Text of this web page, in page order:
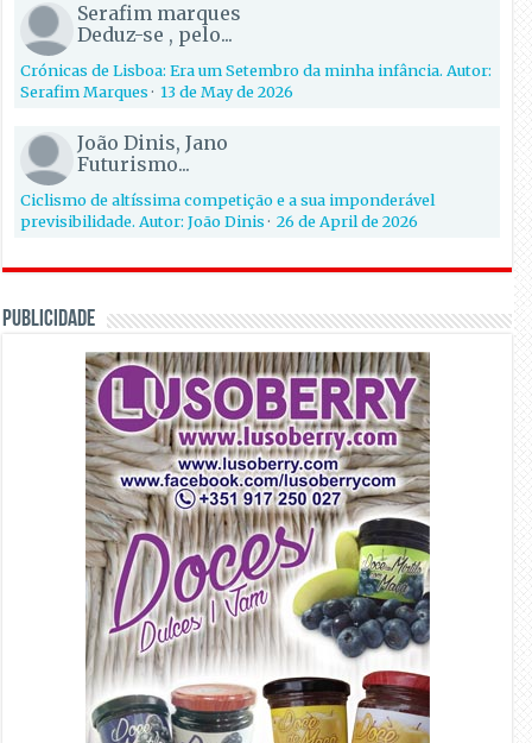
Serafim marques
Deduz-se , pelo...
Crónicas de Lisboa: Era um Setembro da minha infância. Autor:
Serafim Marques·13 de May de 2026
João Dinis, Jano
Futurismo...
Ciclismo de altíssima competição e a sua imponderável
previsibilidade. Autor: João Dinis·26 de April de 2026
PUBLICIDADE